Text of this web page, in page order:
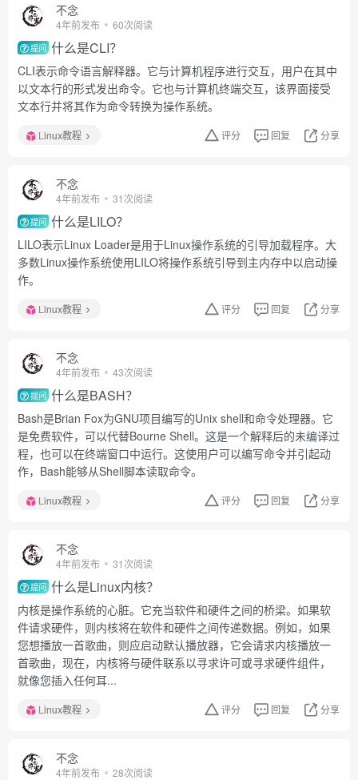
不念
4年前发布 60次阅读
提问 什么是CLI？
CLI表示命令语言解释器。它与计算机程序进行交互，用户在其中
以文本行的形式发出命令。它也与计算机终端交互，该界面接受
文本行并将其作为命令转换为操作系统。
Linux教程 评分 回复 分享
不念
4年前发布 31次阅读
提问 什么是LILO？
LILO表示Linux Loader是用于Linux操作系统的引导加载程序。大
多数Linux操作系统使用LILO将操作系统引导到主内存中以启动操
作。
Linux教程 评分 回复 分享
不念
4年前发布 43次阅读
提问 什么是BASH？
Bash是Brian Fox为GNU项目编写的Unix shell和命令处理器。它
是免费软件，可以代替Bourne Shell。这是一个解释后的未编译过
程，也可以在终端窗口中运行。这使用户可以编写命令并引起动
作，Bash能够从Shell脚本读取命令。
Linux教程 评分 回复 分享
不念
4年前发布 31次阅读
提问 什么是Linux内核？
内核是操作系统的心脏。它充当软件和硬件之间的桥梁。如果软
件请求硬件，则内核将在软件和硬件之间传递数据。例如，如果
您想播放一首歌曲，则应启动默认播放器，它会请求内核播放一
首歌曲，现在，内核将与硬件联系以寻求许可或寻求硬件组件，
就像您插入任何耳...
Linux教程 评分 回复 分享
不念
4年前发布 28次阅读